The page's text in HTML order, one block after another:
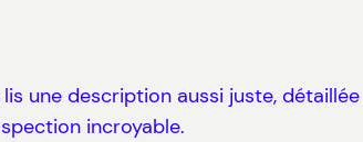
une description aussi juste,
incroyable.